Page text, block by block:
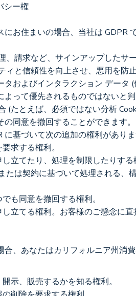
シー権
お住まいの場合、当社は GDPR
、請求など、サインアップしたサ
およびインタラクション データ
って優先されるものではないと判
同意を撤回することができます。
基づいて次の追加の権利がありま
求する権利。
立てたり、処理を制限したりする
も同意を撤回する権利。
、あなたはカリフォルニア州消
示、販売するかを知る権利。